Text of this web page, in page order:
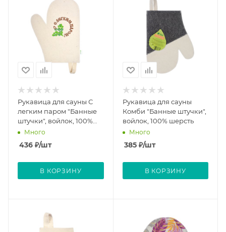
Рукавица для сауны С
легким паром "Банные
штучки", войлок, 100%
шерсть
Много
436 ₽/шт
В КОРЗИНУ
Рукавица для сауны
Комби "Банные штучки",
войлок, 100% шерсть
Много
385₽/шт
В КОРЗИНУ